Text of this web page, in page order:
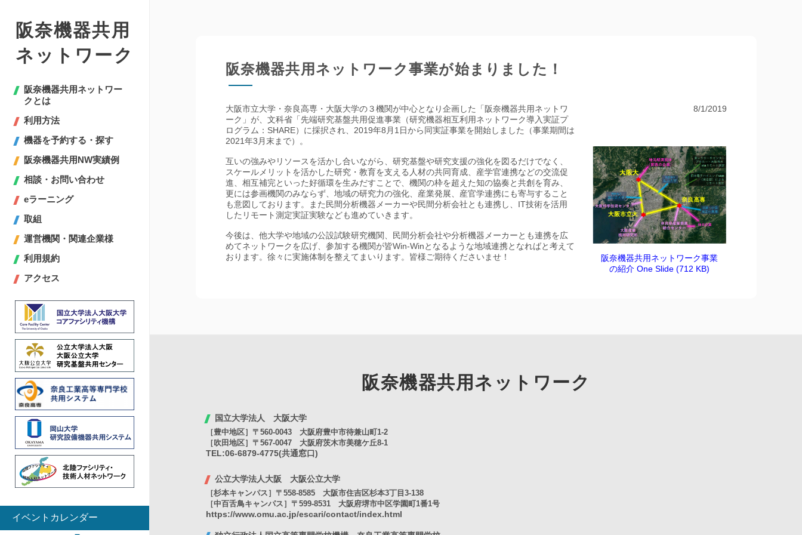
阪奈機器共用
ネットワーク
阪奈機器共用ネットワー
クとは
利用方法
機器を予約する・探す
阪奈機器共用NW実績例
相談・お問い合わせ
eラーニング
取組
運営機関・関連企業様
利用規約
アクセス
イベントカレンダー
阪奈機器共用ネットワーク事業が始まりました！
大阪市立大学・奈良高専・大阪大学の３機関が中心となり企画した「阪奈機器共用ネットワ
ーク」が、文科省「先端研究基盤共用促進事業（研究機器相互利用ネットワーク導入実証プ
ログラム：SHARE）に採択され、2019年8月1日から同実証事業を開始しました（事業期間は
2021年3月末まで）。
互いの強みやリソースを活かし合いながら、研究基盤や研究支援の強化を図るだけでなく、
スケールメリットを活かした研究・教育を支える人材の共同育成、産学官連携などの交流促
進、相互補完といった好循環を生みだすことで、機関の枠を超えた知の協奏と共創を育み、
更には参画機関のみならず、地域の研究力の強化、産業発展、産官学連携にも寄与すること
も意図しております。また民間分析機器メーカーや民間分析会社とも連携し、IT技術を活用
したリモート測定実証実験なども進めていきます。
今後は、他大学や地域の公設試験研究機関、民間分析会社や分析機器メーカーとも連携を広
めてネットワークを広げ、参加する機関が皆Win-Winとなるような地域連携となればと考えて
おります。徐々に実施体制を整えてまいります。皆様ご期待くださいませ！
8/1/2019
阪奈機器共用ネットワーク事業
の紹介 One Slide (712 KB)
阪奈機器共用 ネットワーク
国立大学法人 大阪大学
［豊中地区］〒560-0043 大阪府豊中市待兼山町1-2
［吹田地区］〒567-0047 大阪府茨木市美穂ケ丘8-1
TEL:06-6879-4775(共通窓口)
公立大学法人大阪 大阪公立大学
［杉本キャンパス］〒558-8585 大阪市住吉区杉本3丁目3-138
［中百舌鳥キャンパス］〒599-8531 大阪府堺市中区学園町1番1号
https://www.omu.ac.jp/escari/contact/index.html